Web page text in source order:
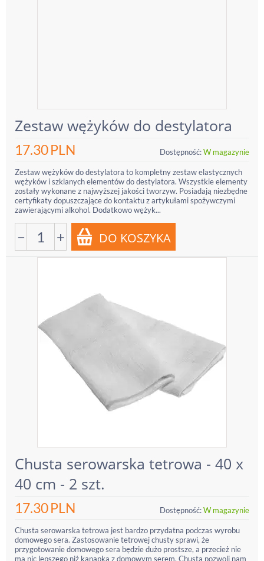
Zestaw wężyków do destylatora
17.30PLN Dostępność:W magazynie
Zestaw wężyków do destylatora to kompletny zestaw elastycznych
wężyków i szklanych elementów do destylatora. Wszystkie elementy
zostały wykonane z najwyższej jakości tworzyw. Posiadają niezbędne
certyfikaty dopuszczające do kontaktu z artykułami spożywczymi
zawierającymi alkohol. Dodatkowo wężyk...
− +
Chusta serowarska tetrowa - 40 x
40 cm - 2 szt.
17.30PLN Dostępność:W magazynie
Chusta serowarska tetrowa jest bardzo przydatna podczas wyrobu
domowego sera. Zastosowanie tetrowej chusty sprawi, że
przygotowanie domowego sera będzie dużo prostsze, a przecież nie
ma nic lepszego niż kanapka z domowym serem. Chusta pozwoli nam